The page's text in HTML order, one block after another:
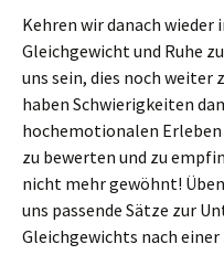
Kehren wir danach wieder
Gleichgewicht und Ruhe
uns sein, dies noch weiter
haben Schwierigkeiten
hochemotionalen Erleben
zu bewerten und zu
nicht mehr gewöhnt!
uns passende Sätze zur
Gleichgewichts nach einer